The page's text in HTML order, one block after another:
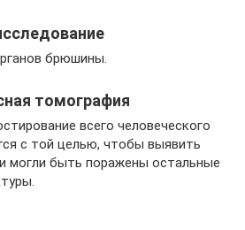
брюшины.
томография
всего человеческого
с той целью, чтобы выявить
могли быть поражены остальные